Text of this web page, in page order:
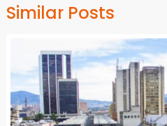
Similar Posts